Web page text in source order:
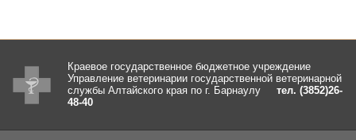
Краевое государственное бюджетное учреждение
Управление ветеринарии государственной ветеринарной
службы Алтайского края по г. Барнаулу
тел. (3852)26-
48-40